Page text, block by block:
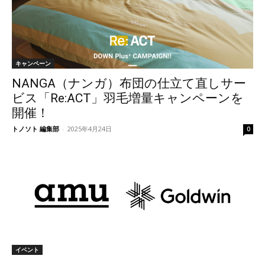
キャンペーン
NANGA（ナンガ）布団の仕立て直しサー
ビス「Re:ACT」羽毛増量キャンペーンを
開催！
トノソト 編集部 - 2025年4月24日 0
イベント